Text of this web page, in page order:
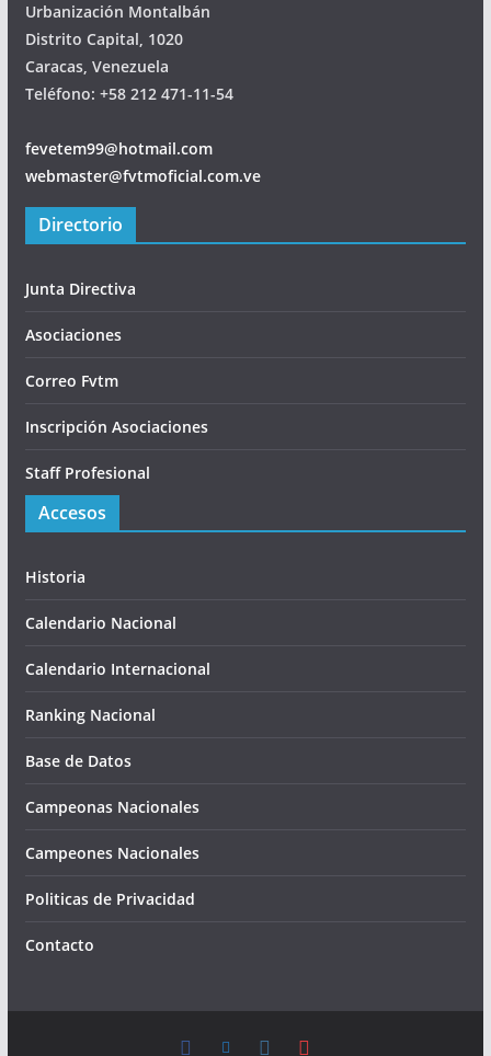
Urbanización Montalbán
Distrito Capital, 1020
Caracas, Venezuela
Teléfono: +58 212 471-11-54
fevetem99@hotmail.com
webmaster@fvtmoficial.com.ve
Directorio
Junta Directiva
Asociaciones
Correo Fvtm
Inscripción Asociaciones
Staff Profesional
Accesos
Historia
Calendario Nacional
Calendario Internacional
Ranking Nacional
Base de Datos
Campeonas Nacionales
Campeones Nacionales
Politicas de Privacidad
Contacto